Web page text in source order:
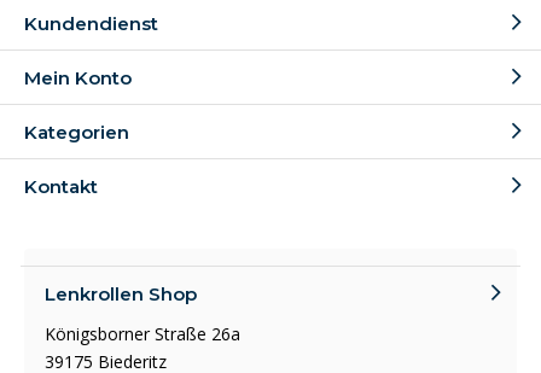
Kundendienst
Mein Konto
Kategorien
Kontakt
Lenkrollen Shop
Königsborner Straße 26a
39175 Biederitz